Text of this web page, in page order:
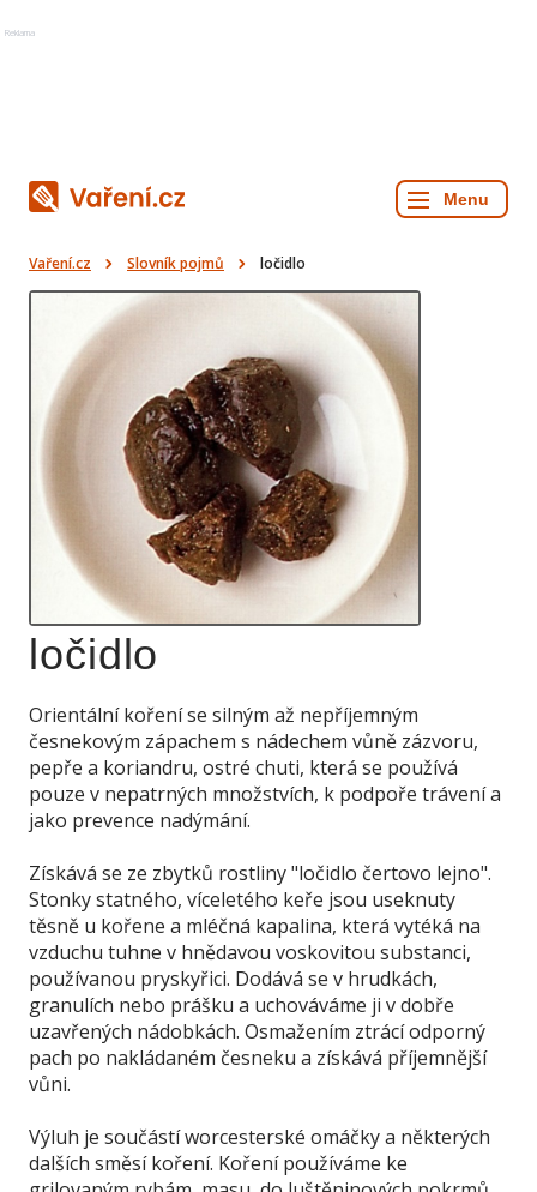
Reklama
Vaření.cz Slovník pojmů ločidlo
ločidlo
Orientální koření se silným až nepříjemným
česnekovým zápachem s nádechem vůně zázvoru,
pepře a koriandru, ostré chuti, která se používá
pouze v nepatrných množstvích, k podpoře trávení a
jako prevence nadýmání.
Získává se ze zbytků rostliny "ločidlo čertovo lejno".
Stonky statného, víceletého keře jsou useknuty
těsně u kořene a mléčná kapalina, která vytéká na
vzduchu tuhne v hnědavou voskovitou substanci,
používanou pryskyřici. Dodává se v hrudkách,
granulích nebo prášku a uchováváme ji v dobře
uzavřených nádobkách. Osmažením ztrácí odporný
pach po nakládaném česneku a získává příjemnější
vůni.
Výluh je součástí worcesterské omáčky a některých
dalších směsí koření. Koření používáme ke